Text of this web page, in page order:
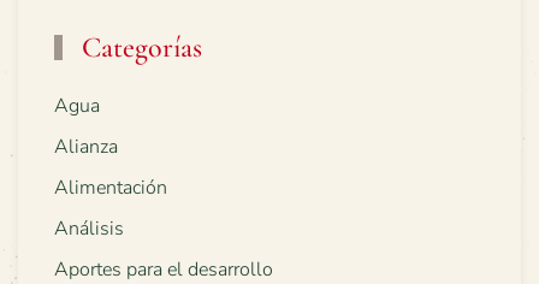
Categorías
Agua
Alianza
Alimentación
Análisis
Aportes para el desarrollo